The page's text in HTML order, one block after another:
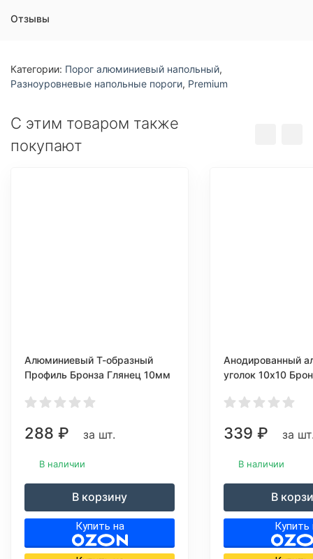
Отзывы
Категории: Порог алюминиевый напольный,
Разноуровневые напольные пороги, Premium
С этим товаром также
покупают
Алюминиевый Т-образный
Профиль Бронза Глянец 10мм
288 ₽ за шт.
В наличии
В корзину
Купить на
Анодированный
уголок 10х10
339 ₽ за
В наличии
В
Купить